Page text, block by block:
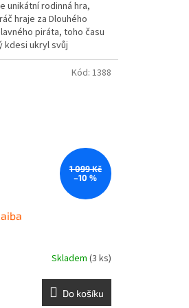
unikátní rodinná hra,
hraje za Dlouhého
piráta, toho času
kdesi ukryl svůj
1 099 Kč
–10 %
Skladem (3 ks)
Do košíku
Kód: 1388